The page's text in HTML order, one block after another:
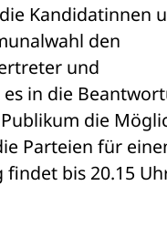
Kandidatinnen
den
und
es in die
die
Parteien für
bis 20.15